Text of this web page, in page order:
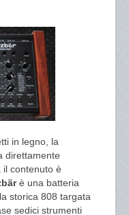
in legno, la
direttamente
contenuto è
è una batteria
storica 808 targata
sedici strumenti